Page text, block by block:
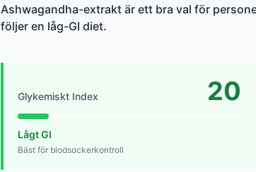
Ashwagandha-extrakt är ett bra val för
följer en låg-GI diet.
Glykemiskt Index 20
Lågt GI
Bäst för blodsockerkontroll